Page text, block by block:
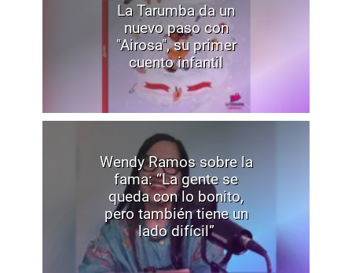
La Tarumba da un
nuevo paso con
"Airosa", su primer
cuento infantil
Wendy Ramos sobre la
fama: “La gente se
queda con lo bonito,
pero también tiene un
lado difícil”